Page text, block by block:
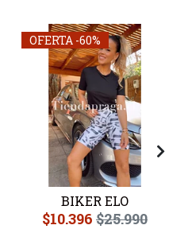
OFERTA -60%
BIKER ELO
$10.396 $25.990